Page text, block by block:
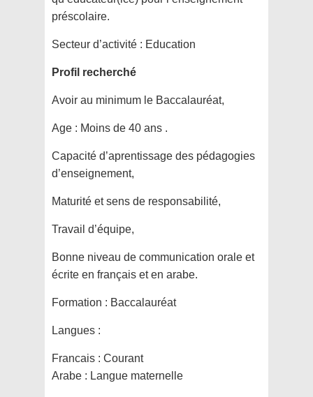
préscolaire.
Secteur d’activité : Education
Profil recherché
Avoir au minimum le Baccalauréat,
Age : Moins de 40 ans .
Capacité d’aprentissage des pédagogies
d’enseignement,
Maturité et sens de responsabilité,
Travail d’équipe,
Bonne niveau de communication orale et
écrite en français et en arabe.
Formation : Baccalauréat
Langues :
Francais : Courant
Arabe : Langue maternelle